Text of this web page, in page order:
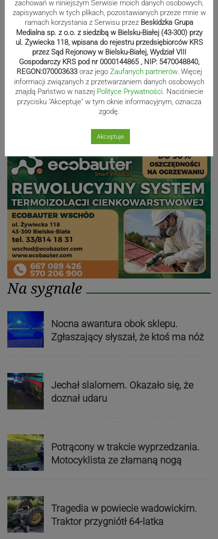
Kaniów stolicą europejskiego kajak
polo. Kilkadziesiąt drużyn z całej
Europy rywalizowało przez trzy dni
Nakamura z dubletem w Wiśle.
Dyskwalifikacja Waszka zmieniła
klasyfikację Polaków
Na sygnale
Nocna awantura obok sklepu.
Zgłaszający słyszał, że ktoś ma nóż
Jechał slalomem. Okazało się, że
doznał udaru
Potrącony w trakcie wyprzedzania.
Motocyklista ze złamaną nogą
Tragedia w powiecie wadowickim.
Traktor przygniótł 64-latka
zachowań w niniejszym Serwisie moich danych osobowych,
zapisywanych w tych plikach, pozostawianych przeze mnie w
ramach korzystania z Serwisu przez Beskidzka Grupa
Medialna sp. z o.o. z siedzibą w Bielsku-Białej (43-300) przy
ul. Żywiecka 118, wpisana do rejestru przedsiębiorców KRS
przez Sąd Rejonowy w Bielsku-Białej, Wydział VIII
Gospodarczy KRS pod nr 0000144865 , NIP: 5470048840,
REGON:070003633 oraz jego Zaufanych partnerów. Więcej
informacji związanych z przetwarzaniem danych osobowych
znajdą Państwo w naszej Polityce Prywatności. Naciśniecie
przycisku "Akceptuje" w tym oknie informacyjnym, oznacza
zgodę.
Akceptuje